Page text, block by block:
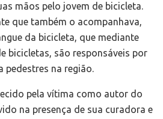
mãos pelo jovem de bicicleta.
que também o acompanhava,
da bicicleta, que mediante
bicicletas, são responsáveis por
pedestres na região.
pela vítima como autor do
na presença de sua curadora e